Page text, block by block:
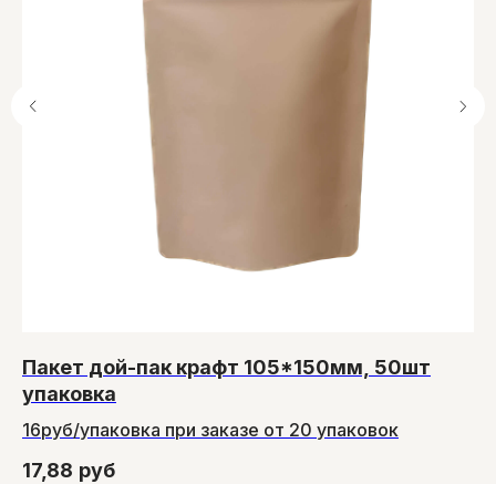
Пакет дой-пак крафт 105*150мм, 50шт
упаковка
16руб/упаковка при заказе от 20 упаковок
17,88 руб